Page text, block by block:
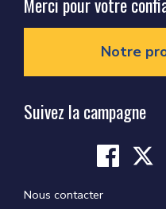
Notre
Suivez la campagne
Nous contacter